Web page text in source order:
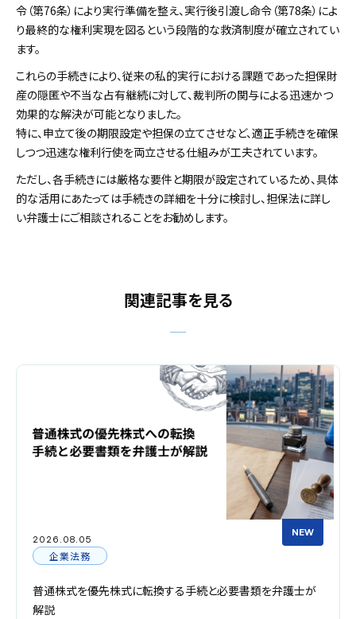
令（第76条）により実行準備を整え、実行後引渡し命令（第78条）によ
り最終的な権利実現を図るという段階的な救済制度が確立されてい
ます。
これらの手続きにより、従来の私的実行における課題であった担保財
産の隠匿や不当な占有継続に対して、裁判所の関与による迅速かつ
効果的な解決が可能となりました。
特に、申立て後の期限設定や担保の立てさせなど、適正手続きを確保
しつつ迅速な権利行使を両立させる仕組みが工夫されています。
ただし、各手続きには厳格な要件と期限が設定されているため、具体
的な活用にあたっては手続きの詳細を十分に検討し、担保法に詳し
い弁護士にご相談されることをお勧めします。
関連記事を見る
2026.08.05
NEW
企業法務
普通株式を優先株式に転換する手続と必要書類を弁護士が
解説